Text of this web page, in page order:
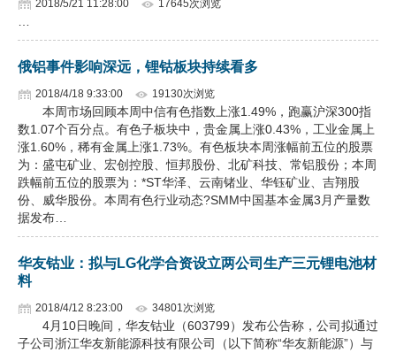
2018/5/21 11:28:00 17645次浏览
俄铝事件影响深远，锂钴板块持续看多
2018/4/18 9:33:00 19130次浏览
本周市场回顾本周中信有色指数上涨1.49%，跑赢沪深300指
数1.07个百分点。有色子板块中，贵金属上涨0.43%，工业金属上
涨1.60%，稀有金属上涨1.73%。有色板块本周涨幅前五位的股票
为：盛屯矿业、宏创控股、恒邦股份、北矿科技、常铝股份；本周
跌幅前五位的股票为：*ST华泽、云南锗业、华钰矿业、吉翔股
份、威华股份。本周有色行业动态?SMM中国基本金属3月产量数
据发布…
华友钴业：拟与LG化学合资设立两公司生产三元锂电池材
料
2018/4/12 8:23:00 34801次浏览
4月10日晚间，华友钴业（603799）发布公告称，公司拟通过
子公司浙江华友新能源科技有限公司（以下简称“华友新能源”）与